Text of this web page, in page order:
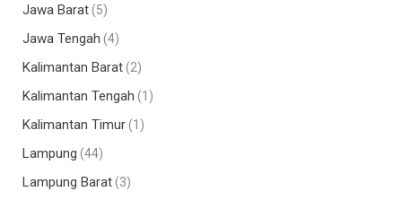
Jawa Barat(5)
Jawa Tengah (4)
Kalimantan Barat(2)
Kalimantan Tengah (1)
Kalimantan Timur(1)
Lampung (44)
Lampung Barat(3)